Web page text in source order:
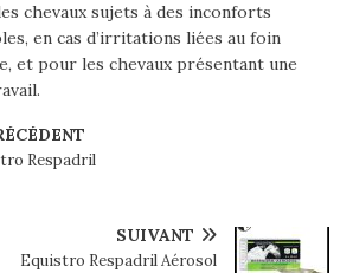
chevaux sujets à des inconforts
en cas d’irritations liées au foin
et pour les chevaux présentant une
Respadril
SUIVANT
Equistro Respadril Aérosol